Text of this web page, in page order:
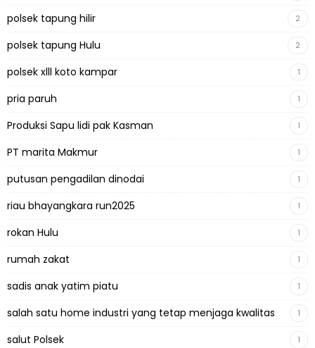
polsek tapung hilir 2
polsek tapung Hulu 2
polsek xlll koto kampar 1
pria paruh 1
Produksi Sapu lidi pak Kasman 1
PT marita Makmur 1
putusan pengadilan dinodai 1
riau bhayangkara run2025 1
rokan Hulu 1
rumah zakat 1
sadis anak yatim piatu 1
salah satu home industri yang tetap menjaga kwalitas 1
salut Polsek 1